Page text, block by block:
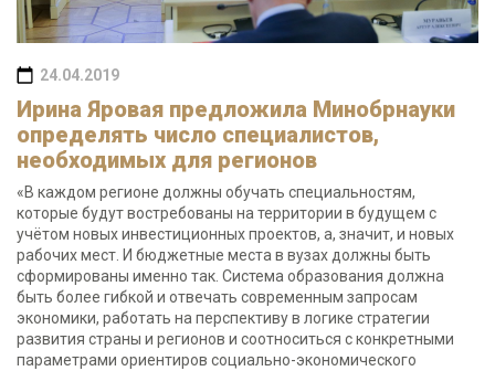
24.04.2019
Ирина Яровая предложила Минобрнауки
определять число специалистов,
необходимых для регионов
«В каждом регионе должны обучать специальностям,
которые будут востребованы на территории в будущем с
учётом новых инвестиционных проектов, а, значит, и новых
рабочих мест. И бюджетные места в вузах должны быть
сформированы именно так. Система образования должна
быть более гибкой и отвечать современным запросам
экономики, работать на перспективу в логике стратегии
развития страны и регионов и соотноситься с конкретными
параметрами ориентиров социально-экономического